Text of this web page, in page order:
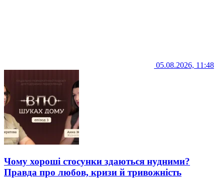
05.08.2026, 11:48
Чому хороші стосунки здаються нудними?
Правда про любов, кризи й тривожність